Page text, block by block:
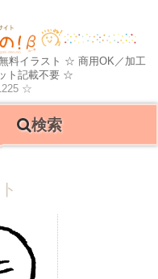
料イラスト ☆ 商用OK／加工
ト記載不要 ☆
☆
検索